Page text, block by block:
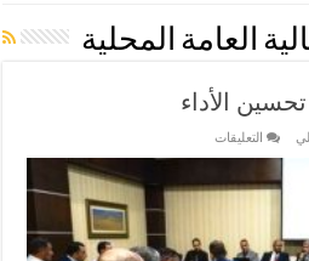
العامة المحلية
الأداء
التعليقات
ملتقى